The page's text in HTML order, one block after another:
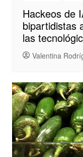
Hackeos de
bipartidistas
las
Valentina